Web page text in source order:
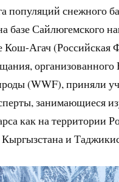
популяций снежного
базе Сайлюгемского
Кош-Агач (Российская
(WWF), приняли
занимающиеся
как на территории
Кыргызстана и